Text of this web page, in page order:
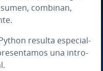
combinan,
resulta es­pe­cia­l­
una in­tro­